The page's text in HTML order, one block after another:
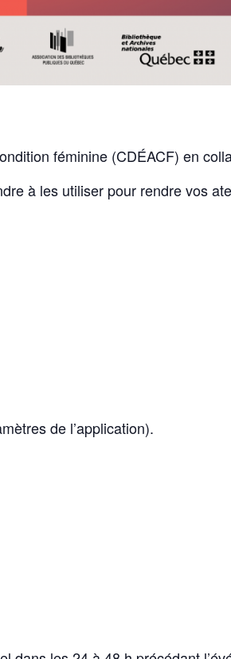
féminine (CDÉACF) en
à les utiliser pour rendre vos
de l’application).